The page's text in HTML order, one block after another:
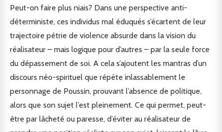
Peut-on faire plus niais? Dans une perspective anti-
déterministe, ces individus mal éduqués s’écartent de leur
trajectoire pétrie de violence absurde dans la vision du
réalisateur – mais logique pour d’autres – par la seule force
du dépassement de soi. A cela s’ajoutent les mantras d’un
discours néo-spirituel que répète inlassablement le
personnage de Poussin, prouvant l’absence de politique,
alors que son sujet l’est pleinement. Ce qui permet, peut-
être par lâcheté ou paresse, d’éviter au réalisateur de